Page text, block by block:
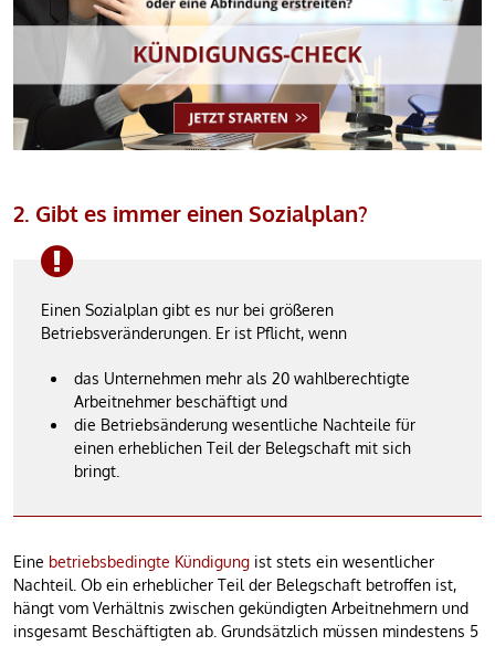
2. Gibt es immer einen Sozialplan?
Einen Sozialplan gibt es nur bei größeren
Betriebsveränderungen. Er ist Pflicht, wenn
das Unternehmen mehr als 20 wahlberechtigte
Arbeitnehmer beschäftigt und
die Betriebsänderung wesentliche Nachteile für
einen erheblichen Teil der Belegschaft mit sich
bringt.
Eine betriebsbedingte Kündigung ist stets ein wesentlicher
Nachteil. Ob ein erheblicher Teil der Belegschaft betroffen ist,
hängt vom Verhältnis zwischen gekündigten Arbeitnehmern und
insgesamt Beschäftigten ab. Grundsätzlich müssen mindestens 5